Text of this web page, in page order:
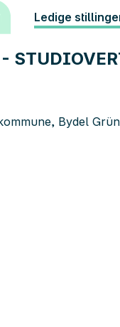
Ledige
Bydel